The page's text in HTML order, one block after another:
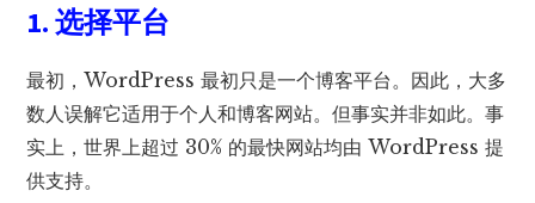
1. 选择平台
最初，WordPress 最初只是一个博客平台。因此，大多
数人误解它适用于个人和博客网站。但事实并非如此。事
实上，世界上超过 30% 的最快网站均由 WordPress 提
供支持。